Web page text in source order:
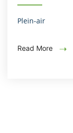
Plein-air
Read More